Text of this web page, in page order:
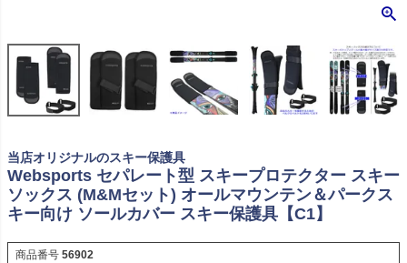
当店オリジナルのスキー保護具
Websports セパレート型 スキープロテクター スキー
ソックス (M&Mセット) オールマウンテン＆パークス
キー向け ソールカバー スキー保護具【C1】
商品番号 56902